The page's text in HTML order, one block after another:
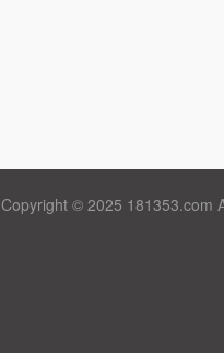
Copyright © 2025 181353.com